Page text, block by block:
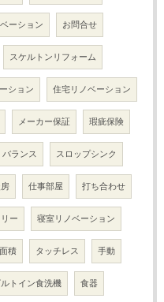
ーション お問合せ
スケルトンリフォーム
ション 住宅リノベーション
メーカー保証 瑕疵保険
バランス スロップシンク
仕事部屋 打ち合わせ
ー 寝室リノベーション
積 タッチレス 手動
ルトイン食洗機 食器